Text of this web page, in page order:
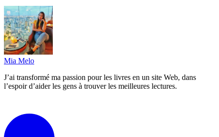
Mia Melo
J’ai transformé ma passion pour les livres en un site Web, dans
l’espoir d’aider les gens à trouver les meilleures lectures.